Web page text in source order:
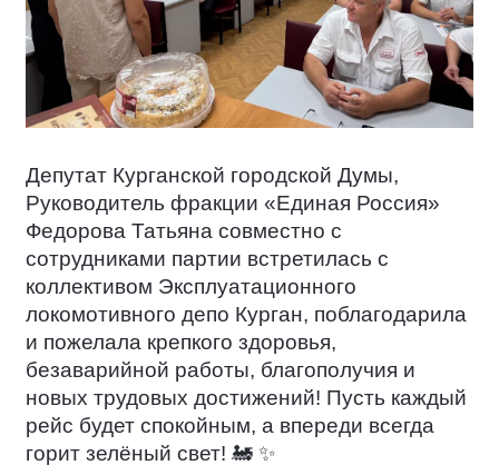
Депутат Курганской городской Думы,
Руководитель фракции «Единая Россия»
Федорова Татьяна совместно с
сотрудниками партии встретилась с
коллективом Эксплуатационного
локомотивного депо Курган, поблагодарила
и пожелала крепкого здоровья,
безаварийной работы, благополучия и
новых трудовых достижений! Пусть каждый
рейс будет спокойным, а впереди всегда
горит зелёный свет! 🚂 ✨